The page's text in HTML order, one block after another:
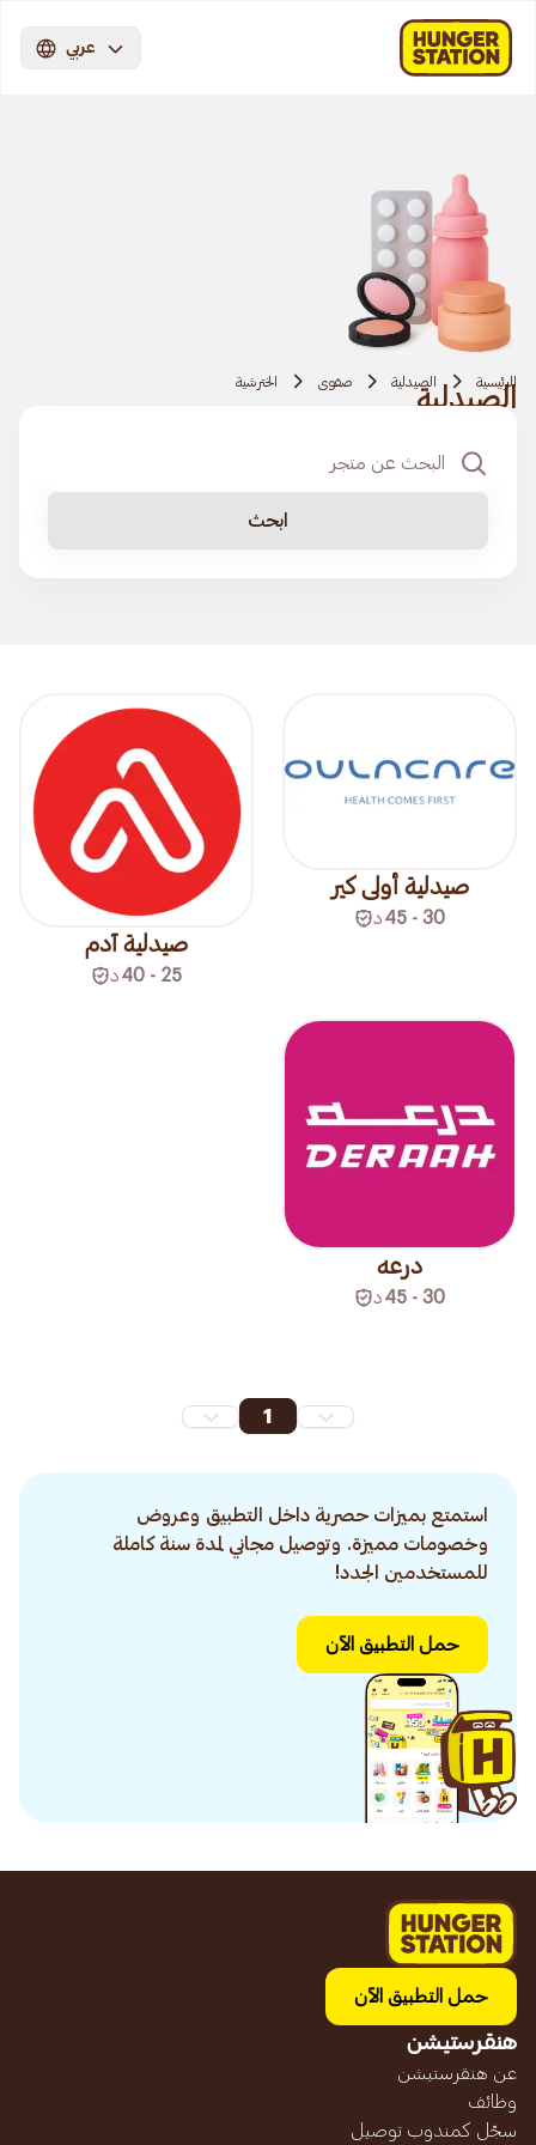
عربي
الرئيسية الصيدلية صفوى الخترشية
الصيدلية
ابحث
صيدلية أولى كير
30 - 45 د
صيدلية آدم
25 - 40 د
درعه
30 - 45 د
1
استمتع بميزات حصرية داخل التطبيق وعروض
وخصومات مميزة. وتوصيل مجاني لمدة سنة كاملة
للمستخدمين الجدد!
حمل التطبيق الآن
حمل التطبيق الآن
هنقرستيشن
عن هنقرستيشن
وظائف
سجّل كمندوب توصيل